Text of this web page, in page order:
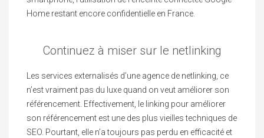
Home restant encore confidentielle en France.
Continuez à miser sur le netlinking
Les services externalisés d’une agence de netlinking, ce
n’est vraiment pas du luxe quand on veut améliorer son
référencement. Effectivement, le linking pour améliorer
son référencement est une des plus vieilles techniques de
SEO. Pourtant, elle n’a toujours pas perdu en efficacité et